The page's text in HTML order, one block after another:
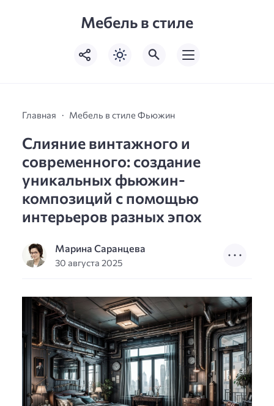
Мебель в стиле
Главная Мебель в стиле Фьюжин
Слияние винтажного и
современного: создание
уникальных фьюжин-
композиций с помощью
интерьеров разных эпох
Марина Саранцева
30 августа 2025